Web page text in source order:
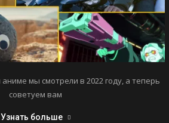
мы смотрели в 2022 году, а теперь
советуем вам
Узнать больше